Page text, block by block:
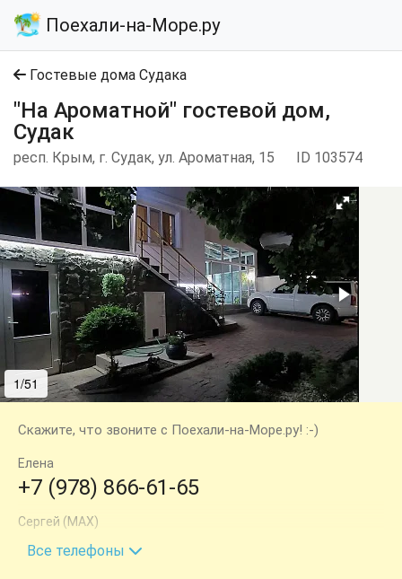
Поехали-на-Море.ру
Гостевые дома Судака
"На Ароматной" гостевой дом,
Судак
респ. Крым, г. Судак, ул. Ароматная, 15 ID 103574
1/51
Скажите, что звоните с Поехали-на-Море.ру! :-)
Елена
+7 (978) 866-61-65
Сергей (МАХ)
+7 (978) 883-10-15
Все телефоны